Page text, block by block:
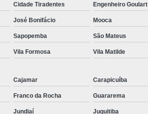
Cidade Tiradentes Engenheiro Goulart
José Bonifácio Mooca
Sapopemba São Mateus
Vila Formosa Vila Matilde
Cajamar Carapicuíba
Franco da Rocha Guararema
Jundiaí Juquitiba